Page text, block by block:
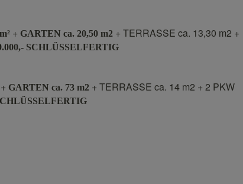
+ GARTEN ca. 20,50 m2 + TERRASSE ca. 13,30 m2 +
SCHLÜSSELFERTIG
+ GARTEN ca. 73 m2 + TERRASSE ca. 14 m2 + 2 PKW